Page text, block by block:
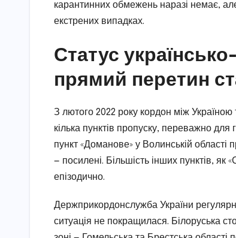
карантинних обмежень наразі немає,
екстрених випадках.
Статус
прямий перетин
З лютого 2022 року кордон між Україною
кілька пунктів пропуску, переважно
пункт «Доманове» у Волинській області
— посилені. Більшість інших пунктів, як
епізодично.
Держприкордонслужба України
ситуація не покращилася. Білоруська